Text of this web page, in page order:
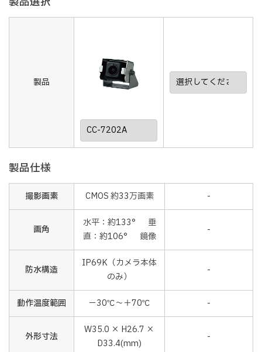
製品
製品仕様
撮影画素 CMOS 約33万画素 -
画角
水平：約133° 垂
直：約106° 鏡像
-
防水構造
IP69K（カメラ本体
のみ）
-
動作温度範囲 －30℃～＋70℃ -
外形寸法
W35.0 × H26.7 ×
D33.4(mm)
-